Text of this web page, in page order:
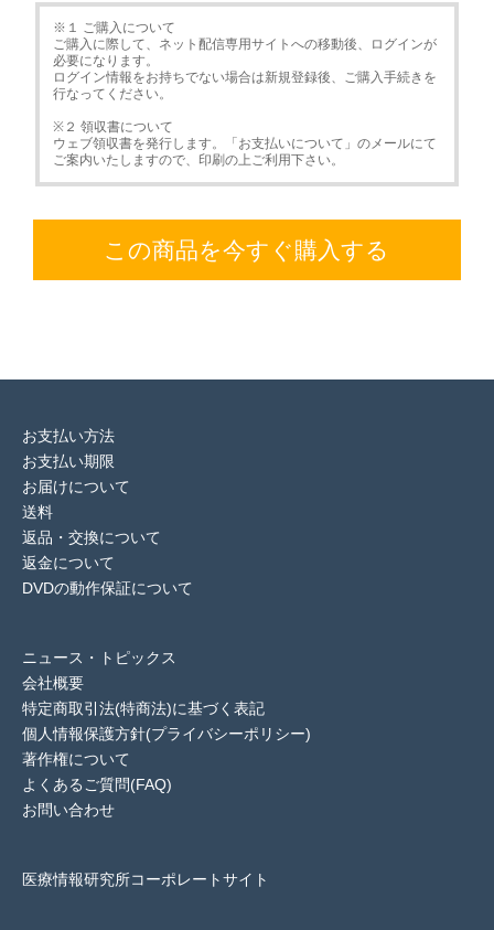
※１ ご購入について
ご購入に際して、ネット配信専用サイトへの移動後、ログインが
必要になります。
ログイン情報をお持ちでない場合は新規登録後、ご購入手続きを
行なってください。
※２ 領収書について
ウェブ領収書を発行します。「お支払いについて」のメールにて
ご案内いたしますので、印刷の上ご利用下さい。
この商品を今すぐ購入する
お支払い方法
お支払い期限
お届けについて
送料
返品・交換について
返金について
DVDの動作保証について
ニュース・トピックス
会社概要
特定商取引法(特商法)に基づく表記
個人情報保護方針(プライバシーポリシー)
著作権について
よくあるご質問(FAQ)
お問い合わせ
医療情報研究所コーポレートサイト